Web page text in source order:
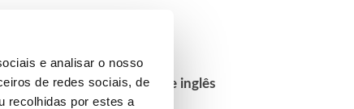
e analisar o nosso
de redes sociais, de
recolhidas por estes a
de acesso e exames de inglês